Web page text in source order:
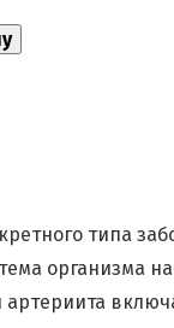
типа
организма